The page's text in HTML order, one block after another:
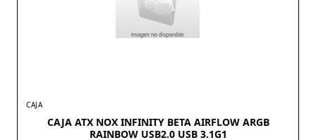
CAJA
CAJA ATX NOX INFINITY BETA AIRFLOW ARGB
RAINBOW USB2.0 USB 3.1G1